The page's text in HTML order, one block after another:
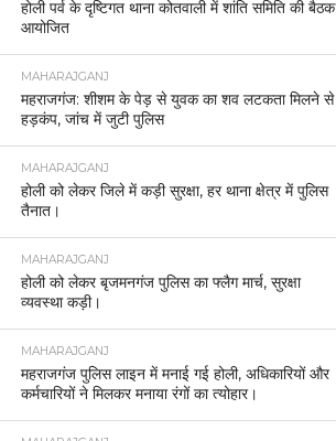
होली पर्व के दृष्टिगत थाना कोतवाली में शांति समिति की बैठक
आयोजित
MAHARAJGANJ
महराजगंज: शीशम के पेड़ से युवक का शव लटकता मिलने से
हड़कंप, जांच में जुटी पुलिस
MAHARAJGANJ
होली को लेकर जिले में कड़ी सुरक्षा, हर थाना क्षेत्र में पुलिस
तैनात।
MAHARAJGANJ
होली को लेकर बृजमनगंज पुलिस का फ्लैग मार्च, सुरक्षा
व्यवस्था कड़ी।
MAHARAJGANJ
महराजगंज पुलिस लाइन में मनाई गई होली, अधिकारियों और
कर्मचारियों ने मिलकर मनाया रंगों का त्योहार।